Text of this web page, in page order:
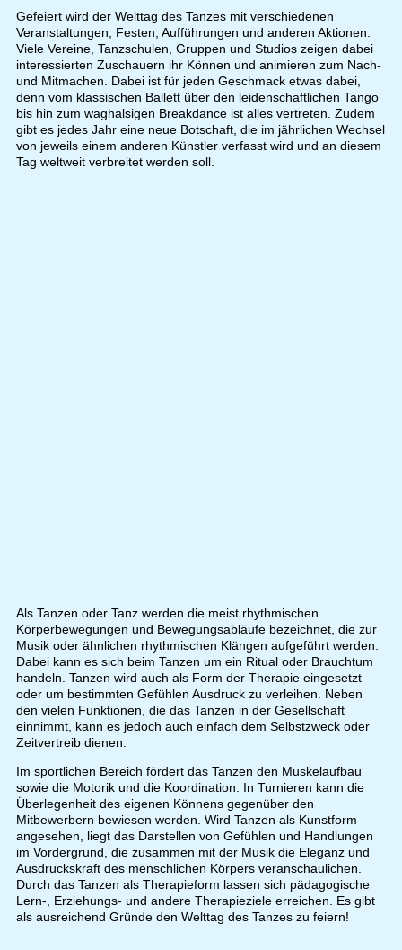
Gefeiert wird der Welttag des Tanzes mit verschiedenen
Veranstaltungen, Festen, Aufführungen und anderen Aktionen.
Viele Vereine, Tanzschulen, Gruppen und Studios zeigen dabei
interessierten Zuschauern ihr Können und animieren zum Nach-
und Mitmachen. Dabei ist für jeden Geschmack etwas dabei,
denn vom klassischen Ballett über den leidenschaftlichen Tango
bis hin zum waghalsigen Breakdance ist alles vertreten. Zudem
gibt es jedes Jahr eine neue Botschaft, die im jährlichen Wechsel
von jeweils einem anderen Künstler verfasst wird und an diesem
Tag weltweit verbreitet werden soll.
Als Tanzen oder Tanz werden die meist rhythmischen
Körperbewegungen und Bewegungsabläufe bezeichnet, die zur
Musik oder ähnlichen rhythmischen Klängen aufgeführt werden.
Dabei kann es sich beim Tanzen um ein Ritual oder Brauchtum
handeln. Tanzen wird auch als Form der Therapie eingesetzt
oder um bestimmten Gefühlen Ausdruck zu verleihen. Neben
den vielen Funktionen, die das Tanzen in der Gesellschaft
einnimmt, kann es jedoch auch einfach dem Selbstzweck oder
Zeitvertreib dienen.
Im sportlichen Bereich fördert das Tanzen den Muskelaufbau
sowie die Motorik und die Koordination. In Turnieren kann die
Überlegenheit des eigenen Könnens gegenüber den
Mitbewerbern bewiesen werden. Wird Tanzen als Kunstform
angesehen, liegt das Darstellen von Gefühlen und Handlungen
im Vordergrund, die zusammen mit der Musik die Eleganz und
Ausdruckskraft des menschlichen Körpers veranschaulichen.
Durch das Tanzen als Therapieform lassen sich pädagogische
Lern-, Erziehungs- und andere Therapieziele erreichen. Es gibt
als ausreichend Gründe den Welttag des Tanzes zu feiern!